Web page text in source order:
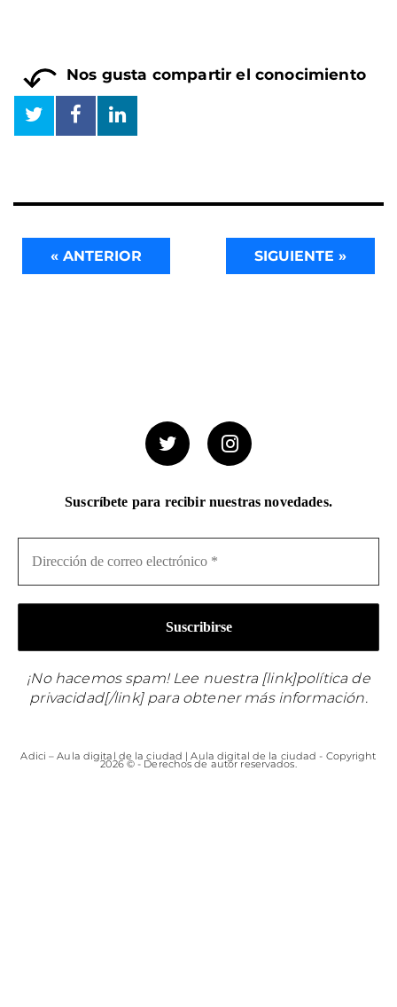
Nos gusta compartir el conocimiento
« ANTERIOR SIGUIENTE »
Suscríbete para recibir nuestras novedades.
¡No hacemos spam! Lee nuestra [link]política de
privacidad[/link] para obtener más información.
Adici – Aula digital de la ciudad | Aula digital de la ciudad - Copyright
2026 © - Derechos de autor reservados.